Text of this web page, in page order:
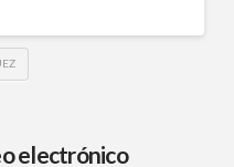
electrónico